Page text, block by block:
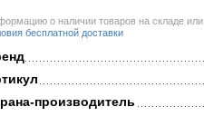
о наличии товаров на складе
бесплатной доставки
производитель